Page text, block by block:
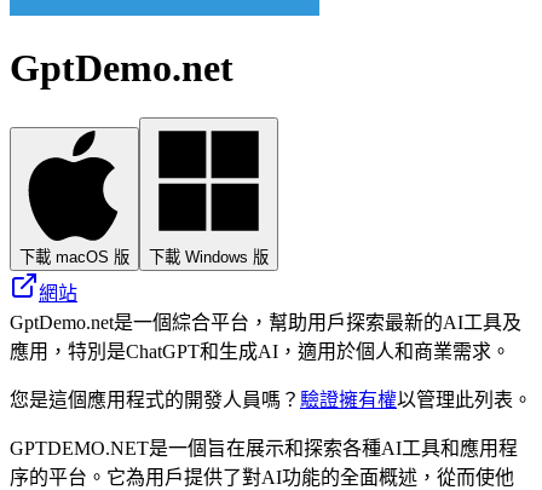
GptDemo.net
下載 macOS 版 下載 Windows 版
網站
GptDemo.net是一個綜合平台，幫助用戶探索最新的AI工具及
應用，特別是ChatGPT和生成AI，適用於個人和商業需求。
您是這個應用程式的開發人員嗎？ 驗證擁有權以管理此列表。
GPTDEMO.NET是一個旨在展示和探索各種AI工具和應用程
序的平台。它為用戶提供了對AI功能的全面概述，從而使他